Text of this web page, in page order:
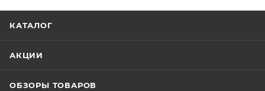
КАТАЛОГ
АКЦИИ
ОБЗОРЫ ТОВАРОВ